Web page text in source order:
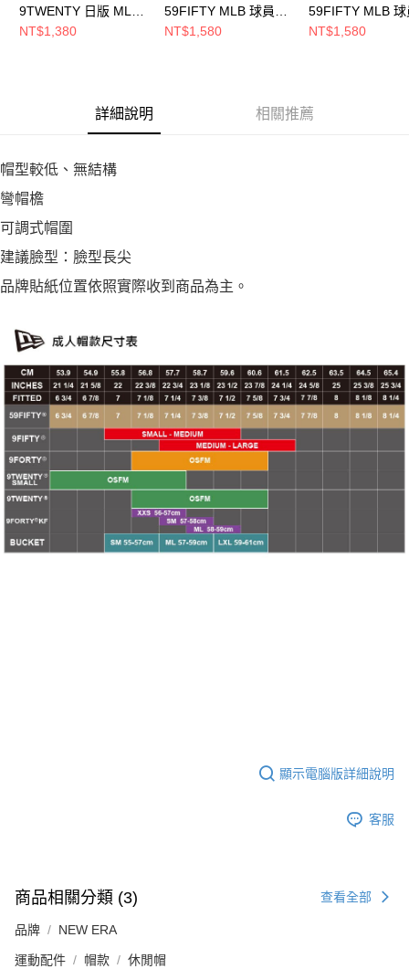
9TWENTY 日版 MLB
BATTERMAN 聖地牙
NT$1,380
59FIFTY MLB 球員帽
勇士 NE70361058
NT$1,580
59FIFTY MLB 球
巨人 黑/ 橘
NT$1,580
詳細說明 相關推薦
帽型較低、無結構
彎帽檐
可調式帽圍
建議臉型：臉型長尖
品牌貼紙位置依照實際收到商品為主。
顯示電腦版詳細說明
客服
商品相關分類 (3) 查看全部
品牌 NEW ERA
運動配件 帽款 休閒帽